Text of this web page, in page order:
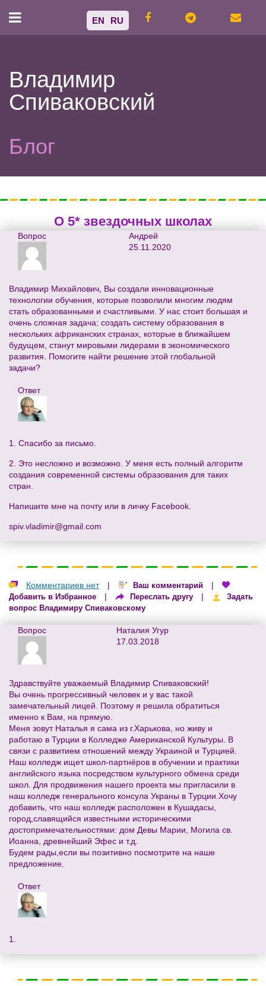
EN RU
Владимир
Спиваковский
Блог
О 5* звездочных школах
Вопрос
Андрей
25.11.2020
Владимир Михайлович, Вы создали инновационные
технологии обучения, которые позволили многим людям
стать образованными и счастливыми. У нас стоит большая и
очень сложная задача: создать систему образования в
нескольких африканских странах, которые в ближайшем
будущем, станут мировыми лидерами в экономического
развития. Помогите найти решение этой глобальной
задачи?
Ответ
1. Спасибо за письмо.
2. Это несложно и возможно. У меня есть полный алгоритм
создания современной системы образования для таких
стран.
Напишите мне на почту или в личку Facebook.
spiv.vladimir@gmail.com
Комментариев нет | Ваш комментарий |
Добавить в Избранное | Переслать другу |
Задать
вопрос Владимиру Спиваковскому
Вопрос
Наталия Угур
17.03.2018
Здравствуйте уважаемый Владимир Спиваковский!
Вы очень прогрессивный человек и у вас такой
замечательный лицей. Поэтому я решила обратиться
именно к Вам, на прямую.
Меня зовут Наталья я сама из г.Харькова, но живу и
работаю в Турции в Колледже Американской Культуры. В
связи с развитием отношений между Украиной и Турцией.
Наш колледж ищет школ-партнёров в обучении и практики
английского языка посредством культурного обмена среди
школ. Для продвижения нашего проекта мы пригласили в
наш колледж генерального консула Украны в Турции.Хочу
добавить, что наш колледж расположен в Кушадасы,
город,славящийся известными историческими
достопримечательностями: дом Девы Марии, Могила св.
Иоанна, древнейший Эфес и т.д.
Будем рады,если вы позитивно посмотрите на наше
предложение.
Ответ
1.